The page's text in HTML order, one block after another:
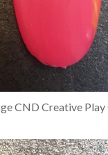
CND Creative Play